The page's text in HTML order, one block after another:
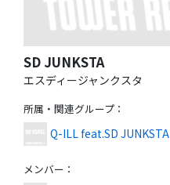
SD JUNKSTA
エスディージャンクスタ
所属・関連グループ ：
Q-ILL feat.SD JUNKSTA
メンバー ：